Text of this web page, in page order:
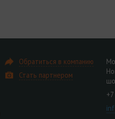
Обратиться в компанию
Стать партнером